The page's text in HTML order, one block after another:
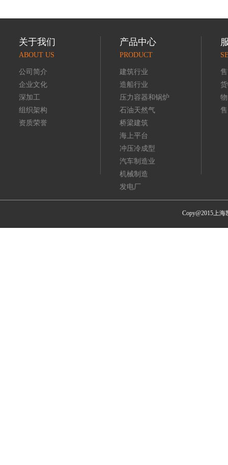
关于我们
ABOUT US
公司简介
企业文化
深加工
组织架构
资质荣誉
产品中心
PRODUCT
建筑行业
造船行业
压力容器和锅炉
石油天然气
桥梁建筑
海上平台
冲压冷成型
汽车制造业
机械制造
发电厂
Copy@2015上